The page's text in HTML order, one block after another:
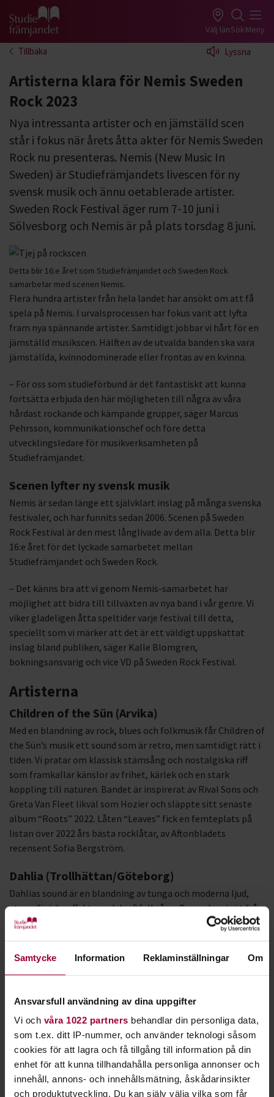
Samtycke Information Reklaminställningar Om
Ansvarsfull användning av dina uppgifter
Vi och våra 1022 partners behandlar din personliga data,
som t.ex. ditt IP-nummer, och använder teknologi såsom
cookies för att lagra och få tillgång till information på din
enhet för att kunna tillhandahålla personliga annonser och
innehåll, annons- och innehållsmätning, åskådarinsikter
och produktutveckling. Du kan själv välja vilka som får
Gå till studiefrämjandets startsida Välj länSökMeny
Tillbaka Lyssna
Artisterna klara för Nemis Sweden
Rock 2023
Nya intressanta artister och en jämställd scen
står i fokus när årets åtta akter för Nemis Sweden
Rock nu presenteras. Nemis (New Music In
Sweden) är Studiefrämjandets livescen för ny
svensk musik och ännu oetablerade artister.
Sweden Rock Festival äger rum 7-10 juni i
Sölvesborg och Nemis är på plats torsdag 8 juni.
Detta blir 16:e året som Studiefrämjandet och Sweden Rock
samarbetar med scenen Nemis.
Flera hundra artister från hela landet har ansökt om att få
spela på Nemis. I urvalsprocessen har fokus varit att lyfta
fram nya spännande artister. Samtidigt jobbar vi hårt för en
jämställd musikscen. Hälften av de utvalda banden ska vara
jämställda, kvinnodominerade eller frontas av en kvinna.
– För oss som studieförbund är det fantastiskt att kunna
fortsätta erbjuda den här möjligheten till några av våra
hårdast rockande och kämpande grupper, säger Marcus
Pehrsson, kommunikationschef och före detta
utvecklingsledare för musikverksamheten på
Studiefrämjandet.
Scenen lyfter ny svensk musik
Nemis är sedan länge ett självklart inslag på många svenska
festivaler, och har funnits sedan 2006. Scenen på Sweden
Rock Festival är den mest långlivade av dem alla. Detta blir
16:e året för det lyckade samarbetet mellan
Studiefrämjandet och Sweden Rock.
– Det känns bra att vi genom Nemis-samarbetet har
möjlighet att bidra till tillväxten av nya band i vår genre. Vi
viker gladeligen åtta speltider varje festival till detta,
speciellt som vi märker att det är ett väldigt uppskattat
inslag bland publiken, säger Kalle Blomgren,
bokningsansvarig och vice VD på Sweden Rock Festival.
Artisterna
Children of the Sün (Arvika)
Med en blandning av rock, blues och folkmusik får Children of
the Sün’s musik ett sound som är retro, men samtidigt rätt i
tiden. Vi pratar om klassisk stämsång och nostalgiska riff
som framkallar känslor av frihet, kärlek och en stark
koppling till naturen. Bandet är inspirerat av Rival Sons och
Greta Van Fleet likväl som Hozier och släppte sitt senaste
album “Roots” 2022. Låten “Leaves” fick en femteplats på
listan över 2022 års bästa rocklåtar, av Aftonbladets
recensent Sofia Bergström.
Dahlia (Trollhättan/Göteborg)
Dahlias sound är en blandning av tunga och moderna ljud,
atmosfäriska effekter och kraftfull sång. Denna kvartett från
Trollhättan/Göteborg består av rutinerade musiker och är
“Gravity” gavs ut 2017 och därefter har även flera singlar
släppts. Ny musik väntas under 2023.
Karmanjakah (Stockholm)
känslig snarare än oförsiktig.” Så beskriver Karmanjakah sin
progressiva metal. Bandet har sin hemvist i Stockholm och
släppte sitt debutalbum “A Book About Itself” 2021.
Kombinationen av hoppfullhet, skönhet och hård metal gör
att bandet verkligen sticker ut. Ytterligare ett skivsläpp i